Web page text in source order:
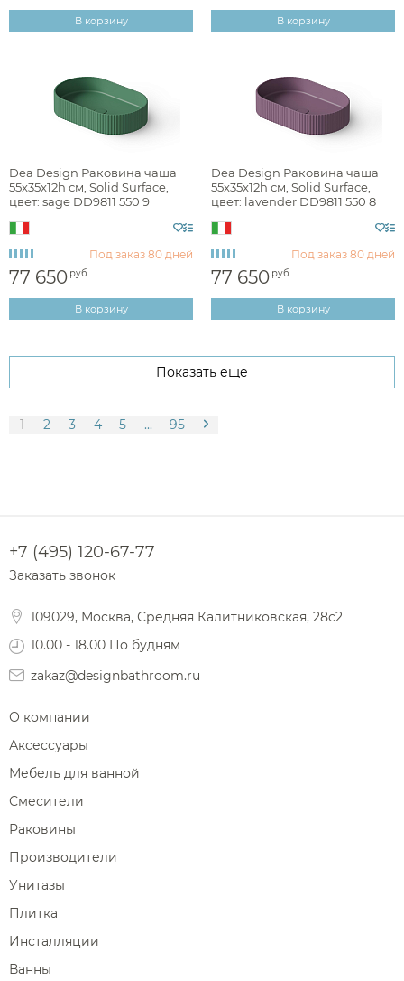
В корзину В корзину
Dea Design Раковина чаша
55x35x12h см, Solid Surface,
цвет: sage DD9811 550 9
Под заказ 80 дней
77 650 руб.
В корзину
Dea Design Раковина чаша
55x35x12h см, Solid Surface,
цвет: lavender DD9811 550 8
Под заказ 80 дней
77 650 руб.
В корзину
Показать еще
1 2 3 4 5 ... 95
+7 (495) 120-67-77
Заказать звонок
109029, Москва, Средняя Калитниковская, 28с2
10.00 - 18.00 По будням
zakaz@designbathroom.ru
О компании
Аксессуары
Мебель для ванной
Смесители
Раковины
Производители
Унитазы
Плитка
Инсталляции
Ванны